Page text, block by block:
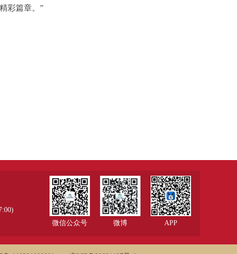
彩篇章。”
微信公众号 微博 APP